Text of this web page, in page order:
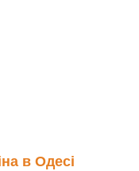
в Одесі